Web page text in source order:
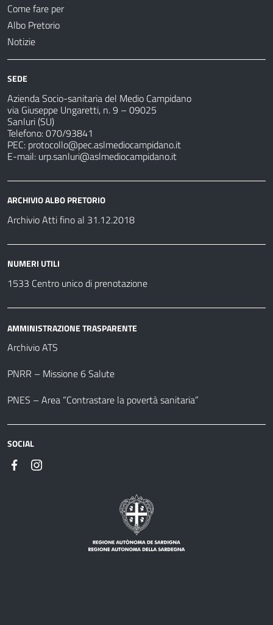
Come fare per
Albo Pretorio
Notizie
SEDE
Azienda Socio-sanitaria del Medio Campidano
via Giuseppe Ungaretti, n. 9 – 09025
Sanluri (SU)
Telefono: 070/93841
PEC: protocollo@pec.aslmediocampidano.it
E-mail: urp.sanluri@aslmediocampidano.it
ARCHIVIO ALBO PRETORIO
Archivio Atti fino al 31.12.2018
NUMERI UTILI
1533 Centro unico di prenotazione
AMMINISTRAZIONE TRASPARENTE
Archivio ATS
PNRR – Missione 6 Salute
PNES – Area “Contrastare la povertà sanitaria”
SOCIAL